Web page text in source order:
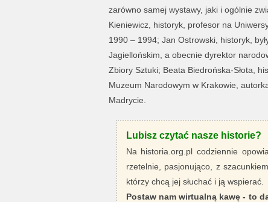
zarówno samej wystawy, jaki i ogólnie
Kieniewicz, historyk, profesor na
1990 – 1994; Jan Ostrowski, historyk,
Jagiellońskim, a obecnie dyrektor
Zbiory Sztuki; Beata Biedrońska-Słota,
Muzeum Narodowym w Krakowie,
Madrycie.
Lubisz czytać nasze historie?
Na historia.org.pl codziennie
rzetelnie, pasjonująco, z
którzy chcą jej słuchać i ją wspierać.
Postaw nam wirtualną kawę - to